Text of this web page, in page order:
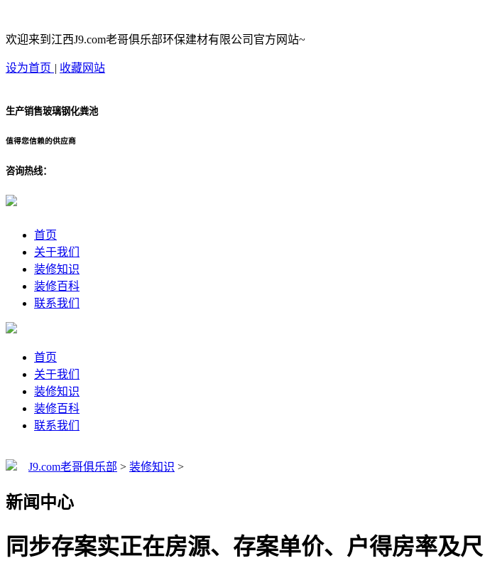
欢迎来到江西J9.com老哥俱乐部环保建材有限公司官方网站~
设为首页 | 收藏网站
生产销售玻璃钢化粪池
值得您信赖的供应商
咨询热线：
首页
关于我们
装修知识
装修百科
联系我们
首页
关于我们
装修知识
装修百科
联系我们
J9.com老哥俱乐部 > 装修知识 >
新闻中心
同步存案实正在房源、存案单价、户得房率及尺